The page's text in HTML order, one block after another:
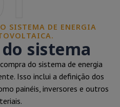
SISTEMA DE ENERGIA
sistema
do sistema de energia
Isso inclui a definição dos
painéis, inversores e outros